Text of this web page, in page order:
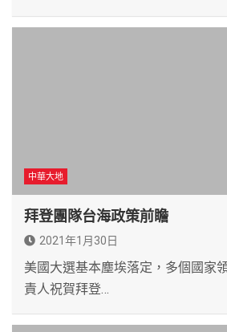
中華大地
拜登團隊台海政策前瞻
2021年1月30日
美國大選基本塵埃落定，多個國家
責人祝賀拜登…